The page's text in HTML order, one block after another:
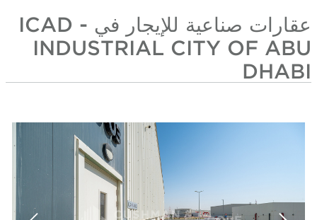
عقارات صناعية للإيجار في ICAD -
INDUSTRIAL